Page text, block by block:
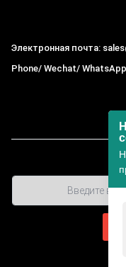
Электронная почта:
Phone/ Wechat/